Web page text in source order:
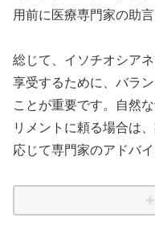
用前に医療専門家の助
総じて、イソチオシア
享受するために、バラ
ことが重要です。自然
リメントに頼る場合は
応じて専門家のアドバ